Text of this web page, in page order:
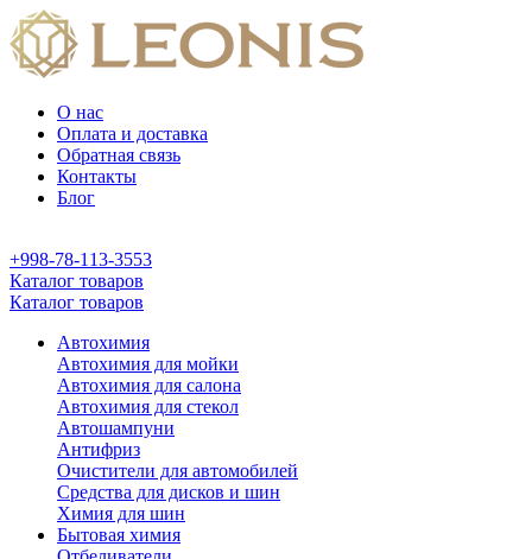
О нас
Оплата и доставка
Обратная связь
Контакты
Блог
+998-78-113-3553
Каталог товаров
Каталог товаров
Автохимия
Автохимия для мойки
Автохимия для салона
Автохимия для стекол
Автошампуни
Антифриз
Очистители для автомобилей
Средства для дисков и шин
Химия для шин
Бытовая химия